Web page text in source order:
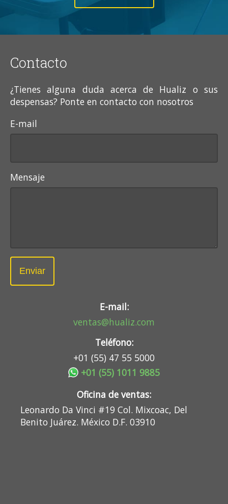
Contacto
¿Tienes alguna duda acerca de Hualiz o sus
despensas? Ponte en contacto con nosotros
E-mail
Mensaje
Enviar
E-mail:
ventas@hualiz.com
Teléfono:
+01 (55) 47 55 5000
+01 (55) 1011 9885
Oficina de ventas:
Leonardo Da Vinci #19 Col. Mixcoac, Del
Benito Juárez. México D.F. 03910